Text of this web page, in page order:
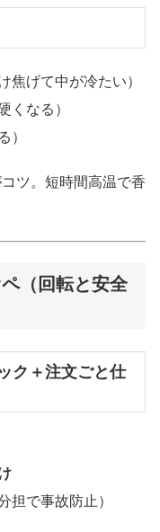
焦げて中が冷たい）
くなる）
）
コツ。短時間高温で香
（回転と安全
ク＋注文ごと仕
担で事故防止）